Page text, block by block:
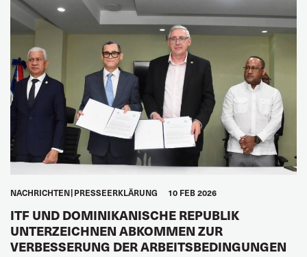
NACHRICHTEN PRESSEERKLÄRUNG 10 FEB 2026
ITF UND DOMINIKANISCHE REPUBLIK
UNTERZEICHNEN ABKOMMEN ZUR
VERBESSERUNG DER ARBEITSBEDINGUNGEN